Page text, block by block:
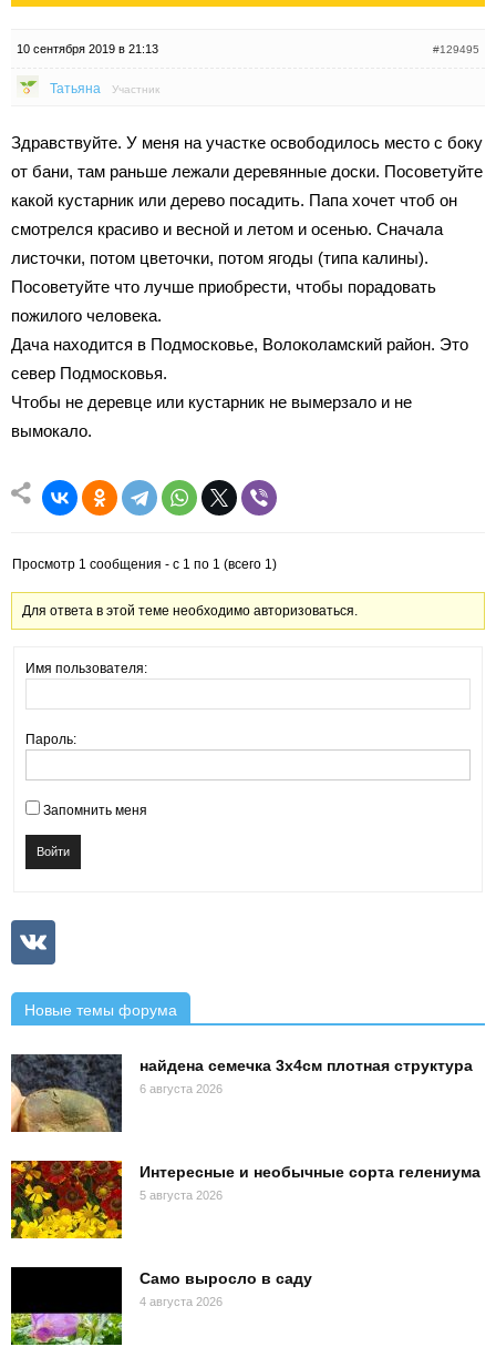
10 сентября 2019 в 21:13 #129495
Татьяна Участник
Здравствуйте. У меня на участке освободилось место с боку
от бани, там раньше лежали деревянные доски. Посоветуйте
какой кустарник или дерево посадить. Папа хочет чтоб он
смотрелся красиво и весной и летом и осенью. Сначала
листочки, потом цветочки, потом ягоды (типа калины).
Посоветуйте что лучше приобрести, чтобы порадовать
пожилого человека.
Дача находится в Подмосковье, Волоколамский район. Это
север Подмосковья.
Чтобы не деревце или кустарник не вымерзало и не
вымокало.
Просмотр 1 сообщения - с 1 по 1 (всего 1)
Для ответа в этой теме необходимо авторизоваться.
Имя пользователя:
Пароль:
Запомнить меня
Войти
Новые темы форума
найдена семечка 3х4см плотная структура
6 августа 2026
Интересные и необычные сорта гелениума
5 августа 2026
Само выросло в саду
4 августа 2026